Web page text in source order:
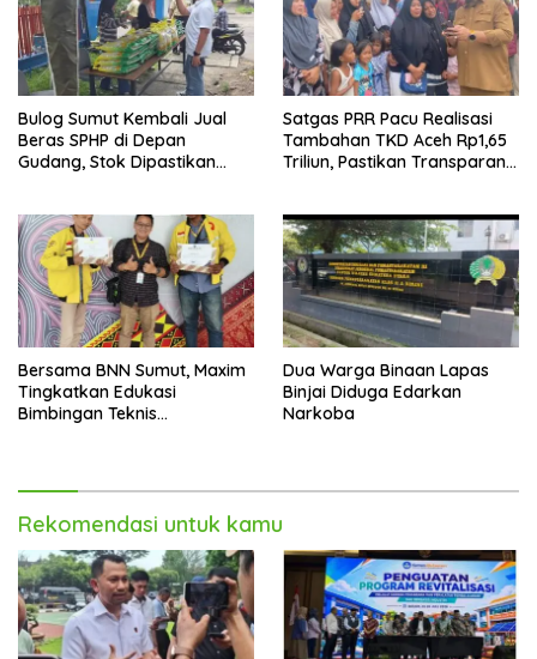
Bulog Sumut Kembali Jual
Beras SPHP di Depan
Gudang, Stok Dipastikan
Satgas PRR Pacu Realisasi
Tambahan TKD Aceh Rp1,65
Triliun, Pastikan Transparan
Bersama BNN Sumut, Maxim
Tingkatkan Edukasi
Bimbingan Teknis
Dua Warga Binaan Lapas
Binjai Diduga Edarkan
Narkoba
Rekomendasi untuk kamu